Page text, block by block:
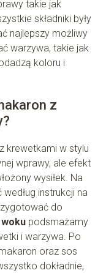
takie jak
składniki były
najlepszy możliwy
warzywa, takie jak
koloru i
z
krewetkami w stylu
wprawy, ale efekt
wysiłek. Na
instrukcji na
do
wokupodsmażamy
i warzywa. Po
oraz sos
dokładnie,